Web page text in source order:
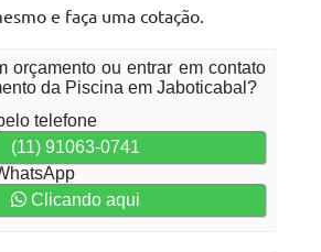
e faça uma cotação.
orçamento ou entrar em contato
da Piscina em Jaboticabal?
telefone
(11) 91063-0741
Clicando aqui